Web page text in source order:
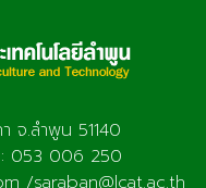
จ.ลำพูน 51140
053 006 250
/saraban@lcat.ac.th